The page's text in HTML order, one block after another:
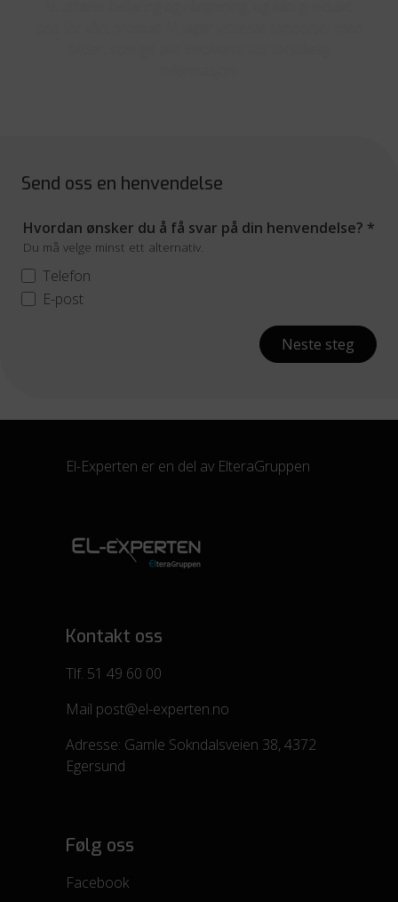
Send oss en henvendelse
Hvordan ønsker du å få svar på din henvendelse? *
Du må velge minst ett alternativ.
Telefon
E-post
Neste steg
El-Experten er en del av ElteraGruppen
Kontakt oss
Tlf. 51 49 60 00
Mail post@el-experten.no
Adresse: Gamle Sokndalsveien 38, 4372
Egersund
Følg oss
Facebook